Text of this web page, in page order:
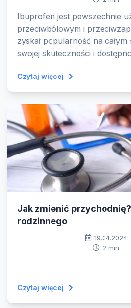
Ibuprofen jest powszechnie
przeciwbólowym i
zyskał popularność na całym
swojej skuteczności i
Czytaj więcej
Jak zmienić
rodzinnego
19.04.2024
2 min
Czytaj więcej